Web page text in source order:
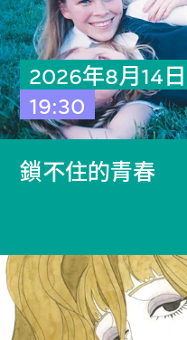
2026年8月14日
19:30
鎖不住的青春